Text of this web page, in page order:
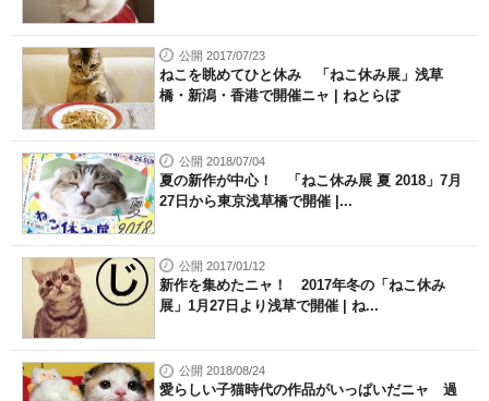
公開 2017/07/23
ねこを眺めてひと休み 「ねこ休み展」浅草
橋・新潟・香港で開催ニャ | ねとらぼ
公開 2018/07/04
夏の新作が中心！ 「ねこ休み展 夏 2018」7月
27日から東京浅草橋で開催 |...
公開 2017/01/12
新作を集めたニャ！ 2017年冬の「ねこ休み
展」1月27日より浅草で開催 | ね...
公開 2018/08/24
愛らしい子猫時代の作品がいっぱいだニャ 過